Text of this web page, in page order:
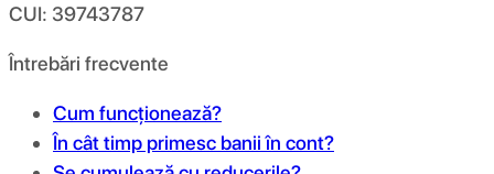
CUI: 39743787
Întrebări frecvente
Cum funcționează?
În cât timp primesc banii în cont?